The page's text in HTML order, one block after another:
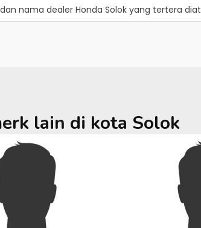
nama dealer Honda Solok yang tertera
lain di kota Solok